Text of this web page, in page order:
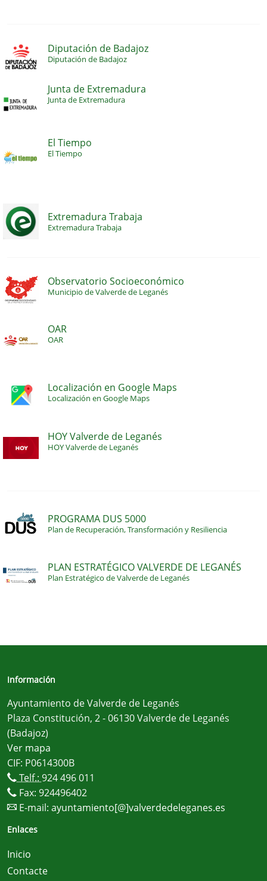
Diputación de Badajoz
Diputación de Badajoz
Junta de Extremadura
Junta de Extremadura
El Tiempo
El Tiempo
Extremadura Trabaja
Extremadura Trabaja
Observatorio Socioeconómico
Municipio de Valverde de Leganés
OAR
OAR
Localización en Google Maps
Localización en Google Maps
HOY Valverde de Leganés
HOY Valverde de Leganés
PROGRAMA DUS 5000
Plan de Recuperación, Transformación y Resiliencia
PLAN ESTRATÉGICO VALVERDE DE LEGANÉS
Plan Estratégico de Valverde de Leganés
Información
Ayuntamiento de Valverde de Leganés
Plaza Constitución, 2 - 06130 Valverde de Leganés
(Badajoz)
Ver mapa
CIF: P0614300B
Telf.: 924 496 011
Fax: 924496402
E-mail: ayuntamiento[@]valverdedeleganes.es
Enlaces
Inicio
Contacte